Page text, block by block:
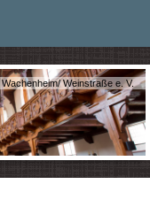
Weinstraße e. V.